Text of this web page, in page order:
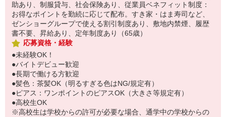
助あり、制服貸与、社会保険あり、従業員ベネフィット制度：
お得なポイントを勤続に応じて配布。すき家・はま寿司など、
ゼンショーグループで使える割引制度あり、敷地内禁煙、履歴
書不要、昇給あり、定年制度あり（65歳）
応募資格・経験
●未経験OK！
●バイトデビュー歓迎
●長期で働ける方歓迎
●髪色：茶髪OK（明るすぎる色はNG/規定有）
●ピアス：ワンポイントのピアスOK（大きさ等規定有）
●高校生OK
※高校生は学校からの許可が必要な場合、通学中の学校からの